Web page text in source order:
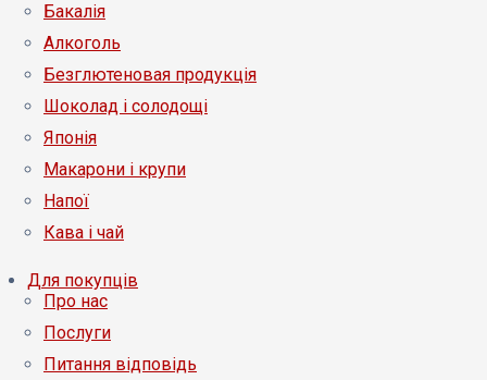
Бакалія
Алкоголь
Безглютеновая продукція
Шоколад і солодощі
Японія
Макарони і крупи
Напої
Кава і чай
Для покупців
Про нас
Послуги
Питання відповідь